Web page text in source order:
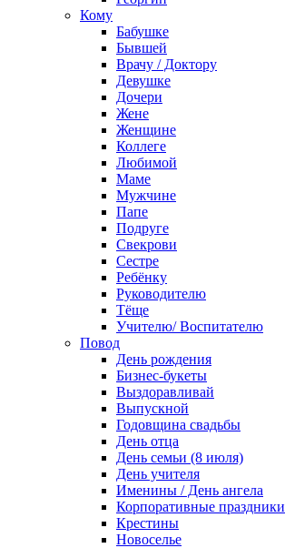
Кому
Бабушке
Бывшей
Врачу / Доктору
Девушке
Дочери
Жене
Женщине
Коллеге
Любимой
Маме
Мужчине
Папе
Подруге
Свекрови
Сестре
Ребёнку
Руководителю
Тёще
Учителю/ Воспитателю
Повод
День рождения
Бизнес-букеты
Выздоравливай
Выпускной
Годовщина свадьбы
День отца
День семьи (8 июля)
День учителя
Именины / День ангела
Корпоративные праздники
Крестины
Новоселье